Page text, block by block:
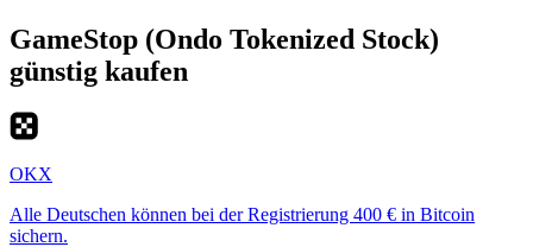
GameStop (Ondo Tokenized Stock)
günstig kaufen
OKX
Alle Deutschen können bei der Registrierung 400 € in Bitcoin
sichern.